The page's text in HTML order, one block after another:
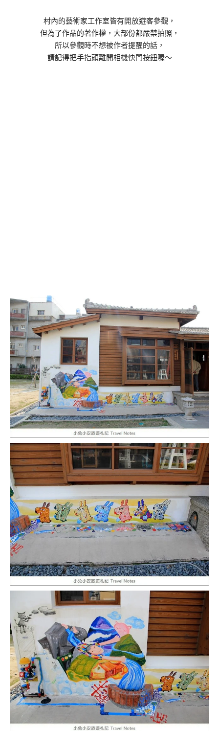
村內的藝術家工作室皆有開放遊客參觀，
但為了作品的著作權，大部份都嚴禁拍照，
所以參觀時不想被作者提醒的話，
請記得把手指頭離開相機快門按鈕喔～